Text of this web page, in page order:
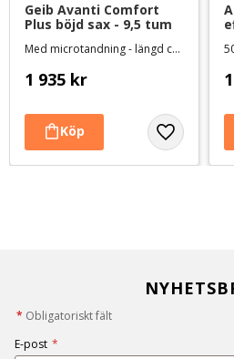
Geib Avanti Comfort
Plus böjd sax - 9,5 tum
Med microtandning - längd ca 24 cm
1 935 kr
* Obligatoriskt fält
E-post *